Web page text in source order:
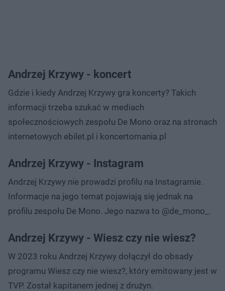
Andrzej Krzywy - koncert
Gdzie i kiedy Andrzej Krzywy gra koncerty? Takich
informacji trzeba szukać w mediach
społecznościowych zespołu De Mono oraz na stronach
internetowych ebilet.pl i koncertomania.pl
Andrzej Krzywy - Instagram
Andrzej Krzywy nie prowadzi profilu na Instagramie.
Informacje na jego temat pojawiają się jednak na
profilu zespołu De Mono. Jego nazwa to @de_mono_.
Andrzej Krzywy - Wiesz czy nie wiesz?
W 2023 roku Andrzej Krzywy dołączył do obsady
programu Wiesz czy nie wiesz?, który emitowany jest w
TVP. Został kapitanem jednej z drużyn.